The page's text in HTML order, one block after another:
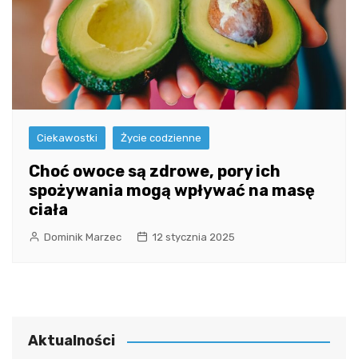
Ciekawostki Życie codzienne
Choć owoce są zdrowe, pory ich
spożywania mogą wpływać na masę
ciała
Dominik Marzec 12 stycznia 2025
Aktualności